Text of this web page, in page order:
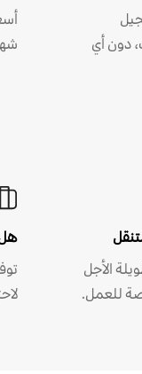
دون أي
الأجل
للعمل.